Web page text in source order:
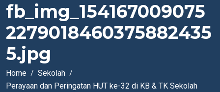
fb_img_154167009075
2279018460375882435
5.jpg
Home
Sekolah
Perayaan dan Peringatan HUT ke-32 di KB & TK Sekolah